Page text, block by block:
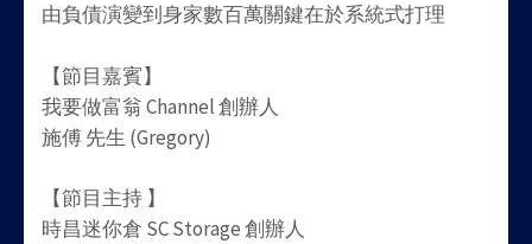
由負債演變到身家數百萬關鍵在於系統式打理
【節目嘉賓】
我要做富翁 Channel 創辦人
施傅 先生 (Gregory)
【節目主持 】
時昌迷你倉 SC Storage 創辦人